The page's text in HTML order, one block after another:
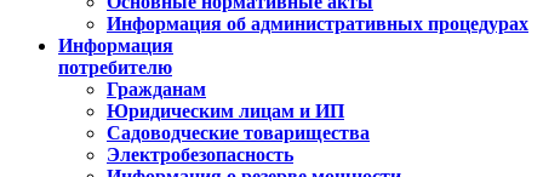
Информация об административных процедурах
Информация
потребителю
Гражданам
Юридическим лицам и ИП
Садоводческие товарищества
Электробезопасность